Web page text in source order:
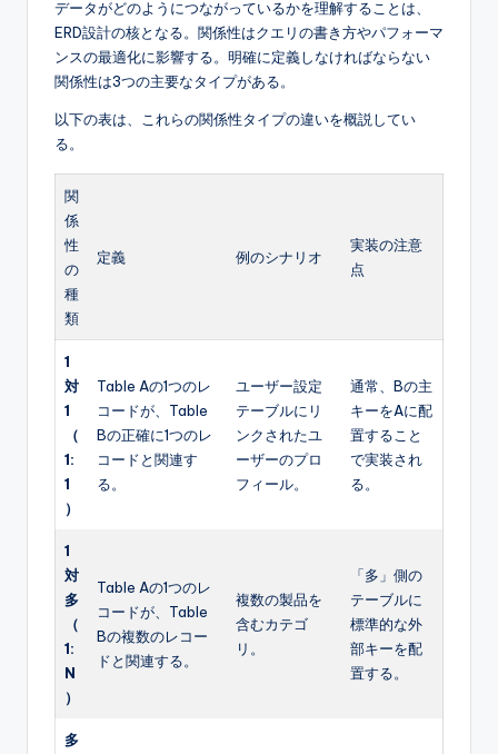
データがどのようにつながっているかを理解することは、
ERD設計の核となる。関係性はクエリの書き方やパフォーマ
ンスの最適化に影響する。明確に定義しなければならない
関係性は3つの主要なタイプがある。
以下の表は、これらの関係性タイプの違いを概説してい
る。
関
係
性
の
種
類
定義 例のシナリオ
実装の注意
点
1
対
1
（
1:
1
）
Table Aの1つのレ
コードが、Table
Bの正確に1つのレ
コードと関連す
る。
ユーザー設定
テーブルにリ
ンクされたユ
ーザーのプロ
フィール。
通常、Bの主
キーをAに配
置すること
で実装され
る。
1
対
多
（
1:
N
）
Table Aの1つのレ
コードが、Table
Bの複数のレコー
ドと関連する。
複数の製品を
含むカテゴ
リ。
「多」側の
テーブルに
標準的な外
部キーを配
置する。
多